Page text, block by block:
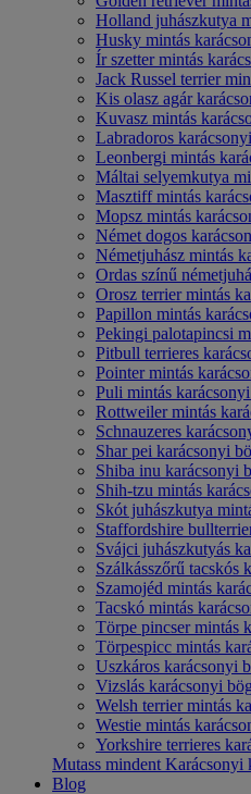
Holland juhászkutya
Husky mintás
Ír szetter mintás
Jack Russel terrier
Kis olasz agár
Kuvasz mintás
Labradoros
Leonbergi mintás
Máltai selyemkutya
Masztiff mintás
Mopsz mintás
Német dogos
Németjuhász mintás
Ordas színű
Orosz terrier mintás
Papillon mintás
Pekingi palotapincsi
Pitbull terrieres
Pointer mintás
Puli mintás
Rottweiler mintás
Schnauzeres
Shar pei karácsonyi
Shiba inu karácsonyi
Shih-tzu mintás
Skót juhászkutya
Staffordshire
Svájci juhászkutyás
Szálkásszőrű tacskós
Szamojéd mintás
Tacskó mintás
Törpe pincser mintás
Törpespicc mintás
Uszkáros karácsonyi
Vizslás karácsonyi
Welsh terrier mintás
Westie mintás
Yorkshire terrieres
Mutass mindent Karácsonyi
Blog